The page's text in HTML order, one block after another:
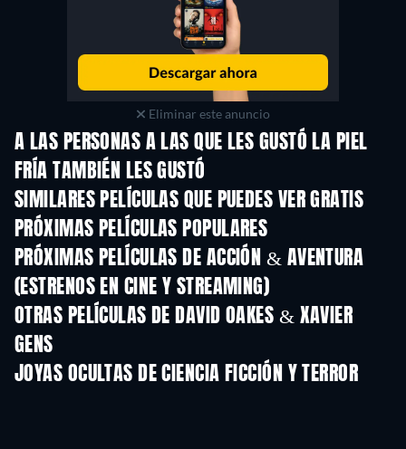
Eliminar este anuncio
A LAS PERSONAS A LAS QUE LES GUSTÓ LA PIEL
FRÍA TAMBIÉN LES GUSTÓ
SIMILARES PELÍCULAS QUE PUEDES VER GRATIS
PRÓXIMAS PELÍCULAS POPULARES
PRÓXIMAS PELÍCULAS DE ACCIÓN & AVENTURA
(ESTRENOS EN CINE Y STREAMING)
OTRAS PELÍCULAS DE DAVID OAKES & XAVIER
GENS
JOYAS OCULTAS DE CIENCIA FICCIÓN Y TERROR